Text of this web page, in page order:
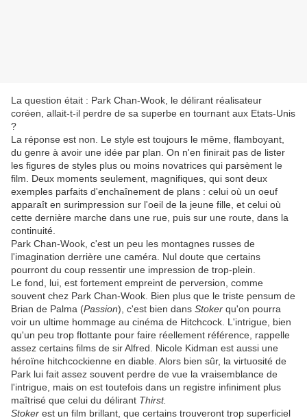
La question était : Park Chan-Wook, le délirant réalisateur
coréen, allait-t-il perdre de sa superbe en tournant aux Etats-Unis
?
La réponse est non. Le style est toujours le même, flamboyant,
du genre à avoir une idée par plan. On n'en finirait pas de lister
les figures de styles plus ou moins novatrices qui parsèment le
film. Deux moments seulement, magnifiques, qui sont deux
exemples parfaits d'enchaînement de plans : celui où un oeuf
apparaît en surimpression sur l'oeil de la jeune fille, et celui où
cette dernière marche dans une rue, puis sur une route, dans la
continuité.
Park Chan-Wook, c'est un peu les montagnes russes de
l'imagination derrière une caméra. Nul doute que certains
pourront du coup ressentir une impression de trop-plein.
Le fond, lui, est fortement empreint de perversion, comme
souvent chez Park Chan-Wook. Bien plus que le triste pensum de
Brian de Palma (Passion), c'est bien dans Stoker qu'on pourra
voir un ultime hommage au cinéma de Hitchcock. L'intrigue, bien
qu'un peu trop flottante pour faire réellement référence, rappelle
assez certains films de sir Alfred. Nicole Kidman est aussi une
héroïne hitchcockienne en diable. Alors bien sûr, la virtuosité de
Park lui fait assez souvent perdre de vue la vraisemblance de
l'intrigue, mais on est toutefois dans un registre infiniment plus
maîtrisé que celui du délirant Thirst.
Stoker est un film brillant, que certains trouveront trop superficiel